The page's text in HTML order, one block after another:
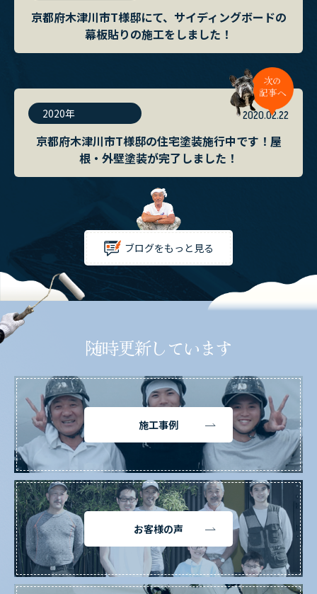
京都府木津川市T様邸にて、サイディングボードの
幕板貼りの施工をしました！
2020年 2020.02.22
京都府木津川市T様邸の住宅塗装施行中です！屋
根・外壁塗装が完了しました！
ブログをもっと見る
随時更新しています
施工事例
お客様の声